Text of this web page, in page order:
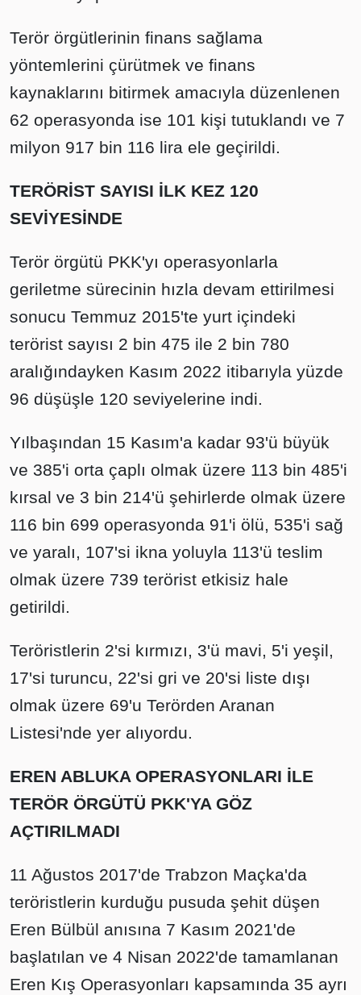
Terör örgütlerinin finans sağlama
yöntemlerini çürütmek ve finans
kaynaklarını bitirmek amacıyla düzenlenen
62 operasyonda ise 101 kişi tutuklandı ve 7
milyon 917 bin 116 lira ele geçirildi.
TERÖRİST SAYISI İLK KEZ 120
SEVİYESİNDE
Terör örgütü PKK'yı operasyonlarla
geriletme sürecinin hızla devam ettirilmesi
sonucu Temmuz 2015'te yurt içindeki
terörist sayısı 2 bin 475 ile 2 bin 780
aralığındayken Kasım 2022 itibarıyla yüzde
96 düşüşle 120 seviyelerine indi.
Yılbaşından 15 Kasım'a kadar 93'ü büyük
ve 385'i orta çaplı olmak üzere 113 bin 485'i
kırsal ve 3 bin 214'ü şehirlerde olmak üzere
116 bin 699 operasyonda 91'i ölü, 535'i sağ
ve yaralı, 107'si ikna yoluyla 113'ü teslim
olmak üzere 739 terörist etkisiz hale
getirildi.
Teröristlerin 2'si kırmızı, 3'ü mavi, 5'i yeşil,
17'si turuncu, 22'si gri ve 20'si liste dışı
olmak üzere 69'u Terörden Aranan
Listesi'nde yer alıyordu.
EREN ABLUKA OPERASYONLARI İLE
TERÖR ÖRGÜTÜ PKK'YA GÖZ
AÇTIRILMADI
11 Ağustos 2017'de Trabzon Maçka'da
teröristlerin kurduğu pusuda şehit düşen
Eren Bülbül anısına 7 Kasım 2021'de
başlatılan ve 4 Nisan 2022'de tamamlanan
Eren Kış Operasyonları kapsamında 35 ayrı